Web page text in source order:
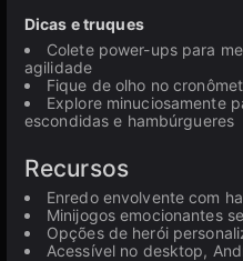
Dicas e truques
Colete power-ups para
agilidade
Fique de olho no
Explore minuciosamente
escondidas e hambúrgueres
Recursos
Enredo envolvente com
Minijogos emocionantes
Opções de herói
Acessível no desktop,